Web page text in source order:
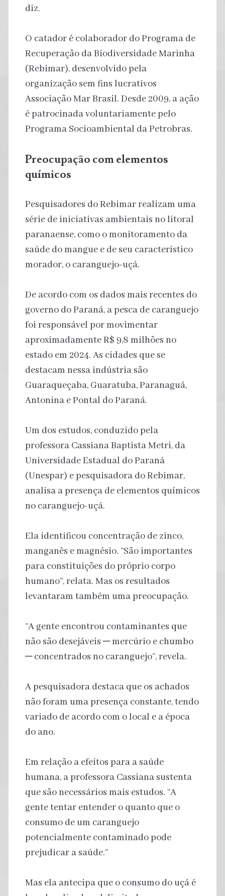
diz.
O catador é colaborador do Programa de
Recuperação da Biodiversidade Marinha
(Rebimar), desenvolvido pela
organização sem fins lucrativos
Associação Mar Brasil. Desde 2009, a ação
é patrocinada voluntariamente pelo
Programa Socioambiental da Petrobras.
Preocupação com elementos
químicos
Pesquisadores do Rebimar realizam uma
série de iniciativas ambientais no litoral
paranaense, como o monitoramento da
saúde do mangue e de seu característico
morador, o caranguejo-uçá.
De acordo com os dados mais recentes do
governo do Paraná, a pesca de caranguejo
foi responsável por movimentar
aproximadamente R$ 9,8 milhões no
estado em 2024. As cidades que se
destacam nessa indústria são
Guaraqueçaba, Guaratuba, Paranaguá,
Antonina e Pontal do Paraná.
Um dos estudos, conduzido pela
professora Cassiana Baptista Metri, da
Universidade Estadual do Paraná
(Unespar) e pesquisadora do Rebimar,
analisa a presença de elementos químicos
no caranguejo-uçá.
Ela identificou concentração de zinco,
manganês e magnésio. “São importantes
para constituições do próprio corpo
humano”, relata. Mas os resultados
levantaram também uma preocupação.
“A gente encontrou contaminantes que
não são desejáveis ─ mercúrio e chumbo
─ concentrados no caranguejo”, revela.
A pesquisadora destaca que os achados
não foram uma presença constante, tendo
variado de acordo com o local e a época
do ano.
Em relação a efeitos para a saúde
humana, a professora Cassiana sustenta
que são necessários mais estudos. “A
gente tentar entender o quanto que o
consumo de um caranguejo
potencialmente contaminado pode
prejudicar a saúde.”
Mas ela antecipa que o consumo do uçá é